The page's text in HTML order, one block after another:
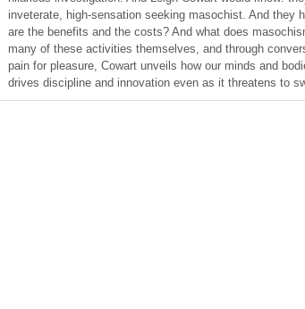
inveterate, high-sensation seeking masochist. And they
are the benefits and the costs? And what does
many of these activities themselves, and through
pain for pleasure, Cowart unveils how our minds and
drives discipline and innovation even as it threatens to